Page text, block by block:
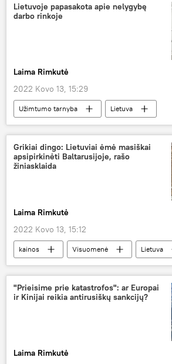
Lietuvoje papasakota apie nelygybę
darbo rinkoje
Laima Rimkutė
2022 Kovo 13, 15:29
Užimtumo tarnyba
Lietuva
Visuomenė
Grikiai dingo: Lietuviai ėmė masiškai
apsipirkinėti Baltarusijoje, rašo
žiniasklaida
Laima Rimkutė
2022 Kovo 13, 15:12
kainos Visuomenė
Lietuva
Baltarusija
"Prieisime prie katastrofos": ar Europai
ir Kinijai reikia antirusiškų sankcijų?
Laima Rimkutė